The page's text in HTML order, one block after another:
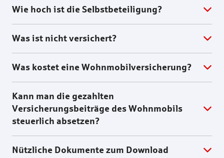
Wie hoch ist die Selbstbeteiligung?
Was ist nicht versichert?
Was kostet eine Wohnmobilversicherung?
Kann man die gezahlten
Versicherungsbeiträge des Wohnmobils
steuerlich absetzen?
Nützliche Dokumente zum Download